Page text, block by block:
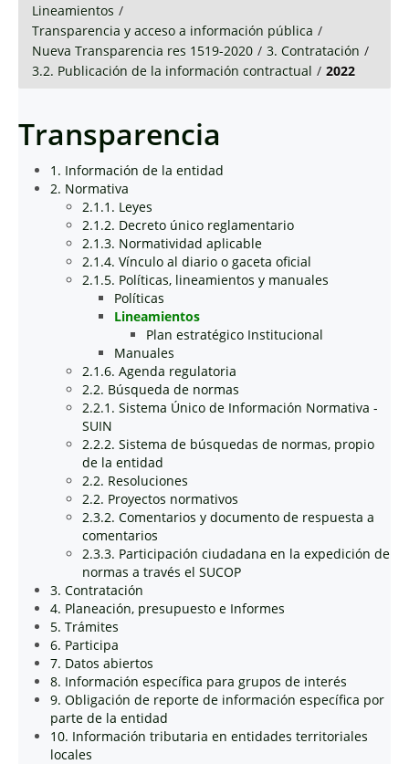
Lineamientos /
Transparencia y acceso a información pública /
Nueva Transparencia res 1519-2020 / 3. Contratación /
3.2. Publicación de la información contractual / 2022
Transparencia
1. Información de la entidad
2. Normativa
2.1.1. Leyes
2.1.2. Decreto único reglamentario
2.1.3. Normatividad aplicable
2.1.4. Vínculo al diario o gaceta oficial
2.1.5. Políticas, lineamientos y manuales
Políticas
Lineamientos
Plan estratégico Institucional
Manuales
2.1.6. Agenda regulatoria
2.2. Búsqueda de normas
2.2.1. Sistema Único de Información Normativa -
SUIN
2.2.2. Sistema de búsquedas de normas, propio
de la entidad
2.2. Resoluciones
2.2. Proyectos normativos
2.3.2. Comentarios y documento de respuesta a
comentarios
2.3.3. Participación ciudadana en la expedición de
normas a través el SUCOP
3. Contratación
4. Planeación, presupuesto e Informes
5. Trámites
6. Participa
7. Datos abiertos
8. Información específica para grupos de interés
9. Obligación de reporte de información específica por
parte de la entidad
10. Información tributaria en entidades territoriales
locales